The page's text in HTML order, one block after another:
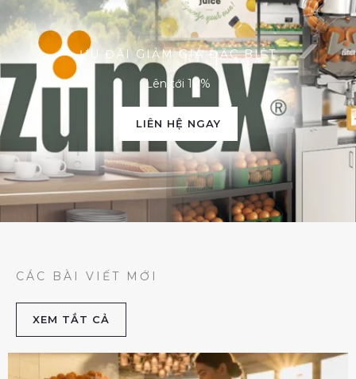
ƯU ĐÃI GIẢM GIÁ ĐẶC BIỆT
Lên tới 10%
LIÊN HỆ NGAY
CÁC BÀI VIẾT MỚI
XEM TẮT CẢ